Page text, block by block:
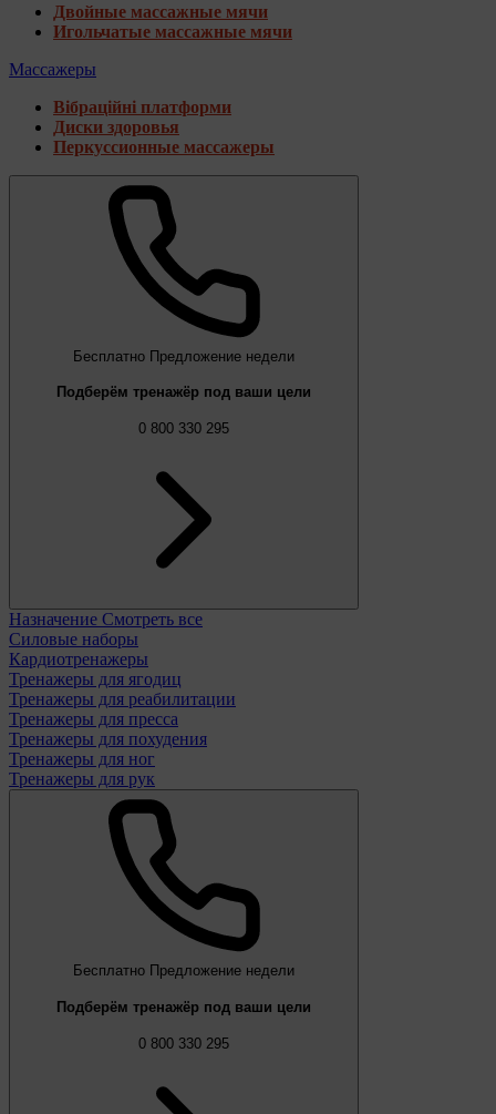
Двойные массажные мячи
Игольчатые массажные мячи
Массажеры
Вібраційні платформи
Диски здоровья
Перкуссионные массажеры
Бесплатно Предложение недели
Подберём тренажёр под ваши цели
0 800 330 295
Назначение Смотреть все
Силовые наборы
Кардиотренажеры
Тренажеры для ягодиц
Тренажеры для реабилитации
Тренажеры для пресса
Тренажеры для похудения
Тренажеры для ног
Тренажеры для рук
Бесплатно Предложение недели
Подберём тренажёр под ваши цели
0 800 330 295